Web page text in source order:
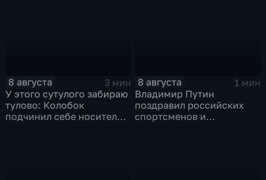
8 августа
3 мин
У этого сутулого забираю
тулово: Колобок
подчинил себе носителя в
8 августа
1 мин
Владимир Путин
поздравил российских
спортсменов и